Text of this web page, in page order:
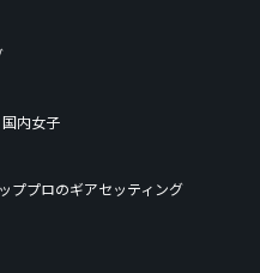
国内女子
ププロのギアセッティング